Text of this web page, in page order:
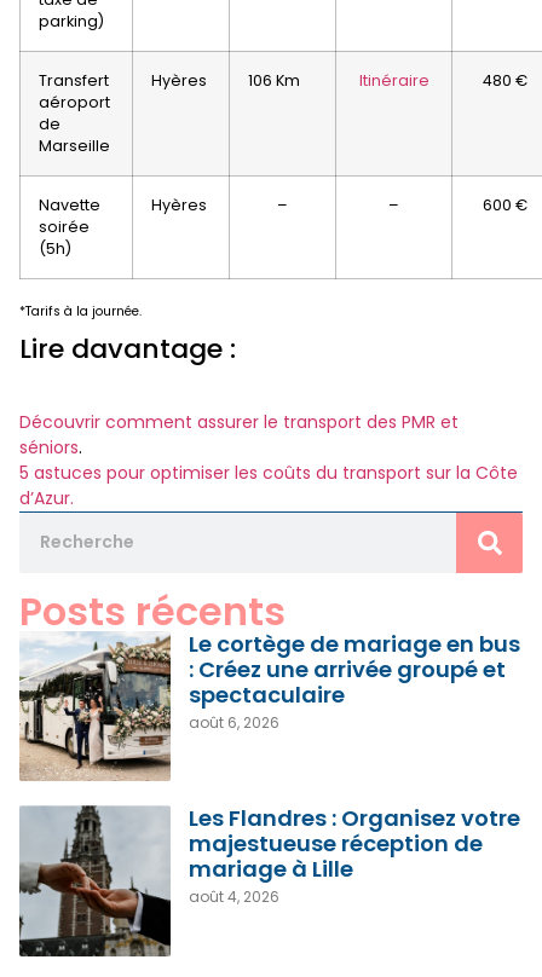
parking)
Transfert
aéroport
de
Marseille
Hyères 106 Km Itinéraire 480 €
Navette
soirée
(5h)
Hyères – – 600 €
*Tarifs à la journée.
Lire davantage :
Découvrir comment assurer le transport des PMR et
séniors.
5 astuces pour optimiser les coûts du transport sur la Côte
d’Azur.
Posts récents
Le cortège de mariage en bus
: Créez une arrivée groupé et
spectaculaire
août 6, 2026
Les Flandres : Organisez votre
majestueuse réception de
mariage à Lille
août 4, 2026